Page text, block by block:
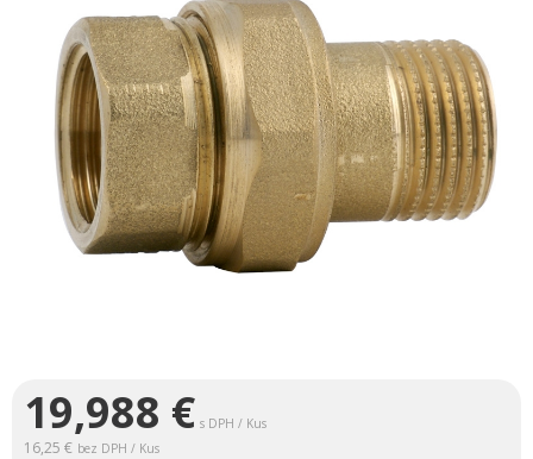
19,988 € s DPH / Kus
16,25 € bez DPH / Kus